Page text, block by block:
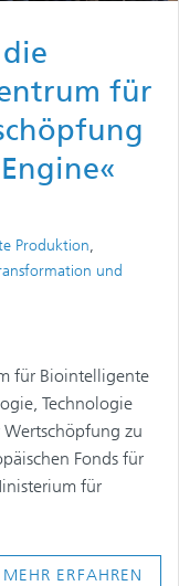
für
Produktion,
und
für Biointelligente
Technologie
zu
Fonds für
für
MEHR ERFAHREN